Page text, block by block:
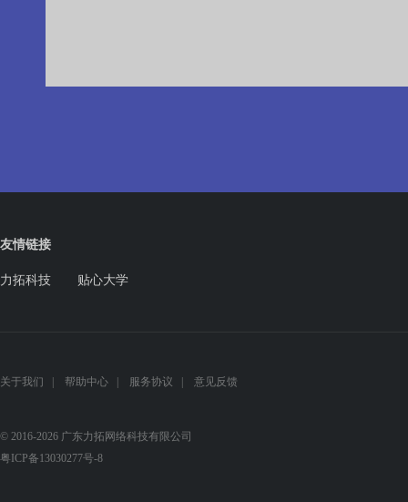
友情链接
力拓科技 贴心大学
关于我们 帮助中心 服务协议 意见反馈
© 2016-2026 广东力拓网络科技有限公司
粤ICP备13030277号-8